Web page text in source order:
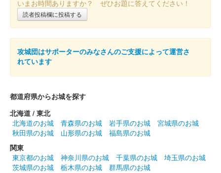
小幡城 御城印 令和五年春限定 覇王信長版
長野剛氏のイラスト入り御城印。
小幡城 御城印 令和五年春限定 通常版
販売終了
長野剛氏のイラスト入り御城印。
小幡城 御城印
100枚限定
いまお時間ありますか？ ぜひお題に答えてください！
読者投稿欄に投稿する
攻城団はサポーターのみなさんのご支援によって運営さ
れています
都道府県からお城を探す
北海道 / 東北
北海道のお城
青森県のお城 岩手県のお城
宮城県のお城
秋田県のお城
山形県のお城
福島県のお城
関東
東京都のお城
神奈川県のお城 千葉県のお城
埼玉県のお城
茨城県のお城
栃木県のお城
群馬県のお城